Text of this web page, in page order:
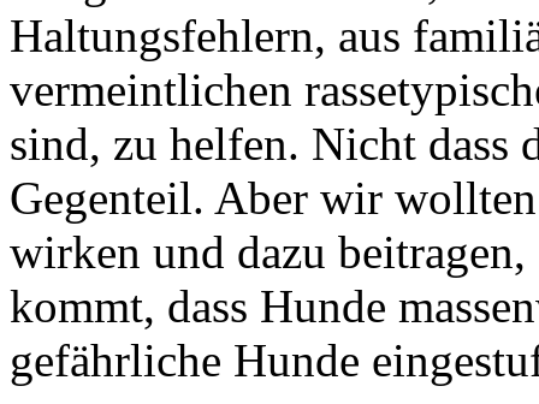
Haltungsfehlern, aus
vermeintlichen
sind, zu helfen. Nicht dass
Gegenteil. Aber wir
wirken und dazu beitragen,
kommt, dass Hunde
gefährliche Hunde